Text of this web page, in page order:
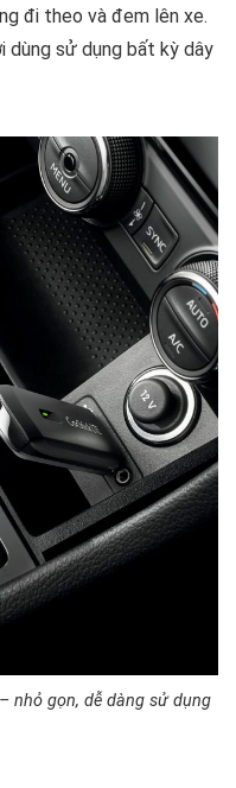
đi theo và đem lên xe.
dùng sử dụng bất kỳ dây
nhỏ gọn, dễ dàng sử dụng